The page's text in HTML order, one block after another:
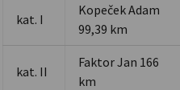
kat. I
Kopeček Adam
99,39 km
kat. II
Faktor Jan 166
km